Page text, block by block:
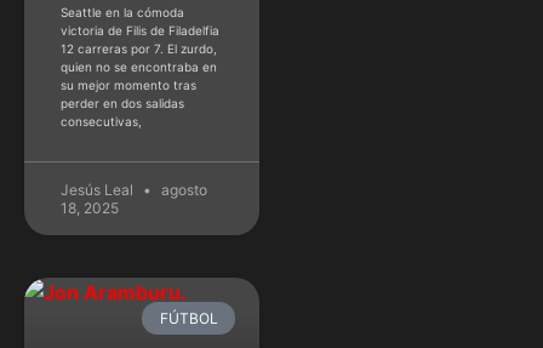
Seattle en la cómoda
victoria de Filis de Filadelfia
12 carreras por 7. El zurdo,
quien no se encontraba en
su mejor momento tras
perder en dos salidas
consecutivas,
Jesús Leal
agosto
18, 2025
FÚTBOL